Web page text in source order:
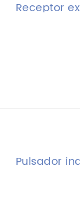
Receptor
Pulsador